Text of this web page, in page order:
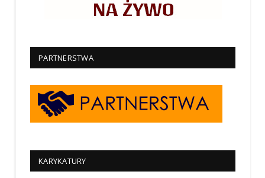
PARTNERSTWA
KARYKATURY